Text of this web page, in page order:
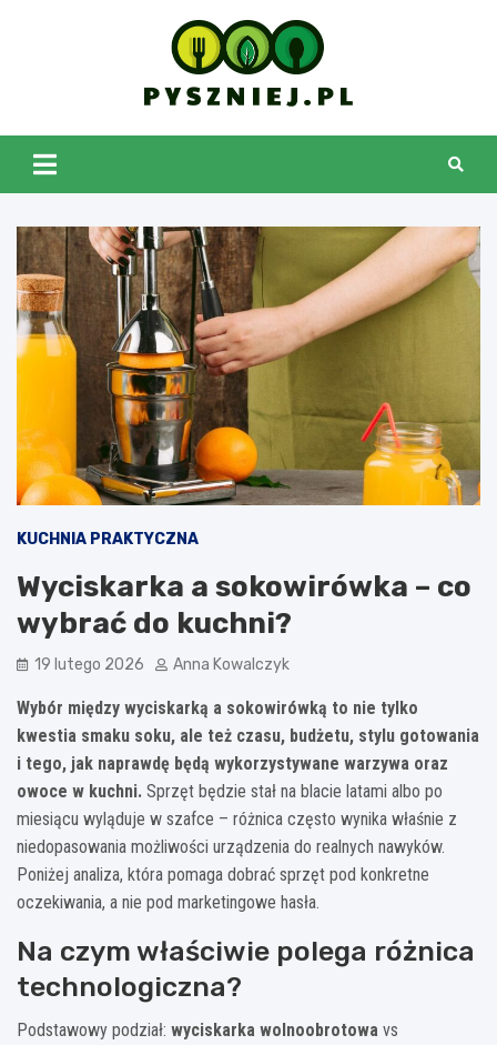
pyszniej.pl
KUCHNIA PRAKTYCZNA
Wyciskarka a sokowirówka – co
wybrać do kuchni?
19 lutego 2026 Anna Kowalczyk
Wybór między wyciskarką a sokowirówką to nie tylko
kwestia smaku soku, ale też czasu, budżetu, stylu gotowania
i tego, jak naprawdę będą wykorzystywane warzywa oraz
owoce w kuchni. Sprzęt będzie stał na blacie latami albo po
miesiącu wyląduje w szafce – różnica często wynika właśnie z
niedopasowania możliwości urządzenia do realnych nawyków.
Poniżej analiza, która pomaga dobrać sprzęt pod konkretne
oczekiwania, a nie pod marketingowe hasła.
Na czym właściwie polega różnica
technologiczna?
Podstawowy podział: wyciskarka wolnoobrotowa vs